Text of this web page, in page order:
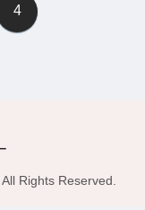
4
Rights Reserved.